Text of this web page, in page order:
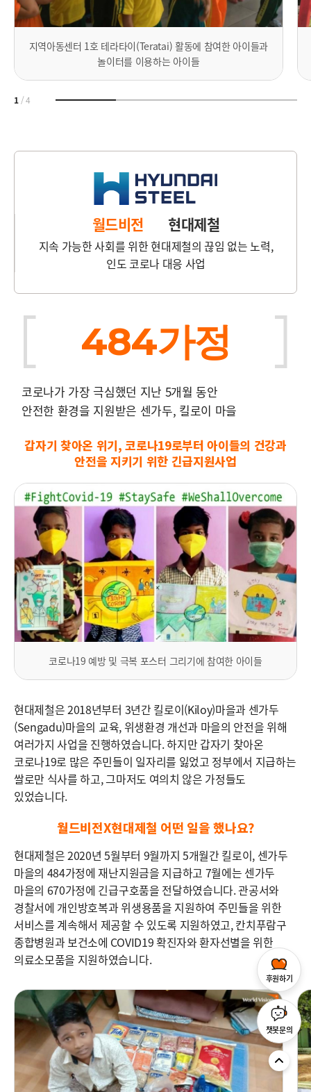
지역아동센터 1호 테라타이(Teratai) 활동에 참여한 아이들과
놀이터를 이용하는 아이들
1/4
월드비전 현대제철
지속 가능한 사회를 위한 현대제철의 끊임 없는 노력,
인도 코로나 대응 사업
484가정
코로나가 가장 극심했던 지난 5개월 동안
안전한 환경을 지원받은 센가두, 킬로이 마을
갑자기 찾아온 위기, 코로나19로부터 아이들의 건강과
안전을 지키기 위한 긴급지원사업
코로나19 예방 및 극복 포스터 그리기에 참여한 아이들
현대제철은 2018년부터 3년간 킬로이(Kiloy)마을과 센가두
(Sengadu)마을의 교육, 위생환경 개선과 마을의 안전을 위해
여러가지 사업을 진행하였습니다. 하지만 갑자기 찾아온
코로나19로 많은 주민들이 일자리를 잃었고 정부에서 지급하는
쌀로만 식사를 하고, 그마저도 여의치 않은 가정들도
있었습니다.
월드비전X현대제철 어떤 일을 했나요?
현대제철은 2020년 5월부터 9월까지 5개월간 킬로이, 센가두
마을의 484가정에 재난지원금을 지급하고 7월에는 센가두
마을의 670가정에 긴급구호품을 전달하였습니다. 관공서와
경찰서에 개인방호복과 위생용품을 지원하여 주민들을 위한
서비스를 계속해서 제공할 수 있도록 지원하였고, 칸치푸람구
종합병원과 보건소에 COVID19 확진자와 환자선별을 위한
의료소모품을 지원하였습니다.
후원하기
챗봇문의
T
O